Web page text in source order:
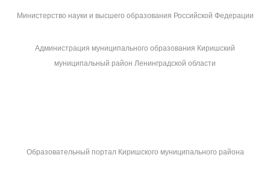
Министерство науки и высшего образования Российской Федерации
Администрация муниципального образования Киришский
муниципальный район Ленинградской области
Образовательный портал Киришского муниципального района